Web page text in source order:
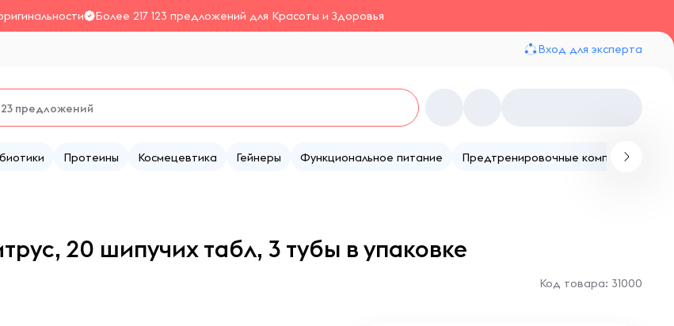
Более 217 123 предложений для Красоты и Здоровья
Вход для эксперта
Протеины Космецевтика Гейнеры Функциональное питание Предтренировочные комплексы
20 шипучих табл, 3 тубы в упаковке
Код товара: 31000